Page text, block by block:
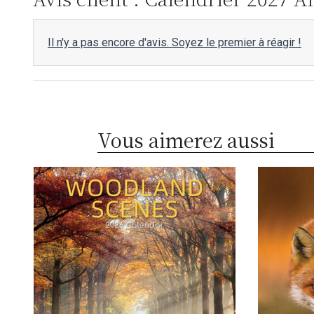
Il n'y a pas encore d'avis. Soyez le premier à réagir !
Vous aimerez aussi